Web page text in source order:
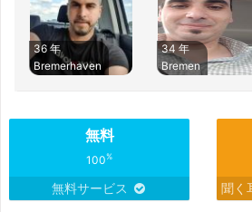
36 年
Bremerhaven
34 年
Bremen
無料
100%
無料サービス 聞く